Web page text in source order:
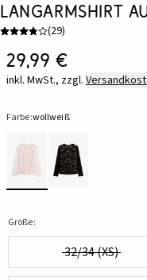
Langarmshirt
(29)
29,99 €
inkl. MwSt., zzgl.
Farbe:wollweiß
Größe:
32/34 (XS)